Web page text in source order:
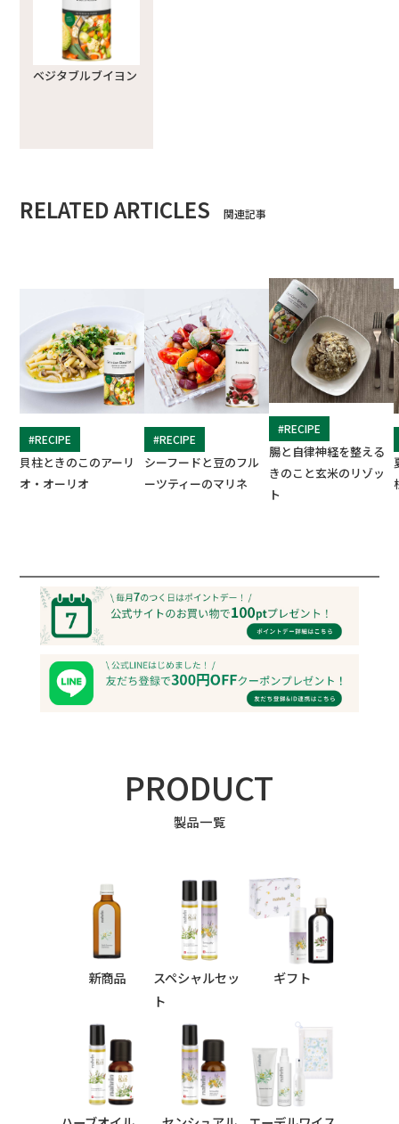
ベジタブルブイヨン
RELATED ARTICLES 関連記事
#RECIPE
貝柱ときのこのアーリ
オ・オーリオ
#RECIPE
シーフードと豆のフル
ーツティーのマリネ
#RECIPE
腸と自律神経を整える
きのこと玄米のリゾッ
ト
PRODUCT
製品一覧
新商品
スペシャルセッ
ト
ギフト